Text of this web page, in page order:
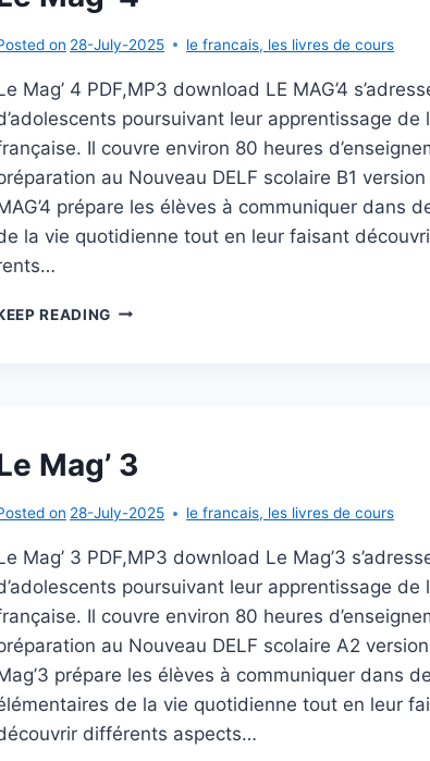
on 28-July-2025 le francais, les livres de cours
Mag’ 4 PDF,MP3 download LE MAG’4
poursuivant leur apprentissage de
Il couvre environ 80 heures
au Nouveau DELF scolaire B1 version
prépare les élèves à communiquer dans
la vie quotidienne tout en leur faisant
READING LE
Mag’ 3
on 28-July-2025 le francais, les livres de cours
Mag’ 3 PDF,MP3 download Le Mag’3
poursuivant leur apprentissage de
Il couvre environ 80 heures
au Nouveau DELF scolaire A2
prépare les élèves à communiquer dans
de la vie quotidienne tout en leur
différents aspects…